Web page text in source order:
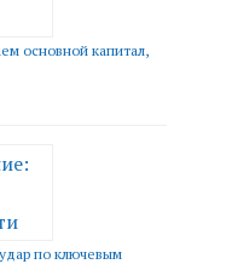
основной капитал,
по ключевым